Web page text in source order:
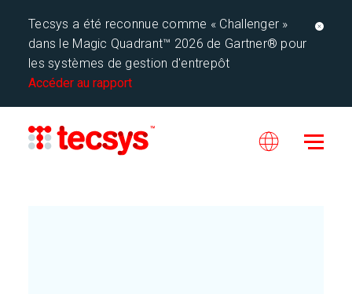
Tecsys a été reconnue comme « Challenger »
dans le Magic Quadrant™ 2026 de Gartner® pour
les systèmes de gestion d'entrepôt
Accéder au rapport